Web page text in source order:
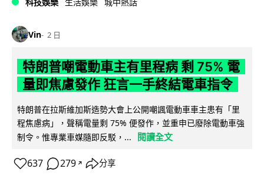
Vin 2 日
特朗普嘲電動車主有里程病 剩 75% 電
量即焦慮發作 狂言一手終結電車指令
特朗普在拉斯維加斯造勢大會上公開嘲諷電動車車主患有「里
程焦慮病」，聲稱電量剩 75% 便發作，並重申已廢除電動車強
制令。惟專業車媒隨即反駁，...
閱讀全文
637 279 ↗ 分享